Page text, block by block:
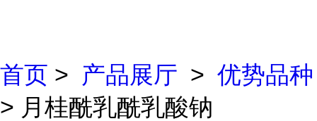
首页 > 产品展厅 > 优势品种
> 月桂酰乳酰乳酸钠